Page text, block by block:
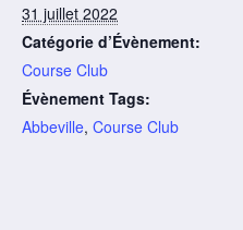
31 juillet 2022
Catégorie d’Évènement:
Course Club
Évènement Tags:
Abbeville, Course Club